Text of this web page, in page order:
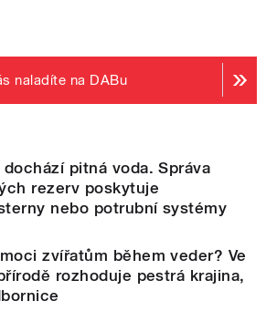
naladíte na DABu
pitná voda. Správa
rezerv poskytuje
nebo potrubní systémy
zvířatům během veder? Ve
rozhoduje pestrá krajina,